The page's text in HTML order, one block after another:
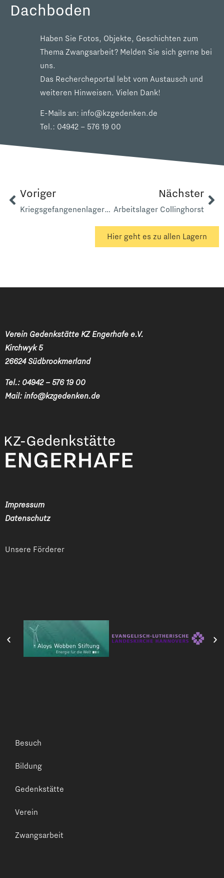
Dachboden
Haben Sie Fotos, Objekte, Geschichten zum
Thema Zwangsarbeit? Melden Sie sich gerne bei
uns.
Das Rechercheportal lebt vom Austausch und
weiteren Hinweisen. Vielen Dank!
E-Mails an: info@kzgedenken.de
Tel.: 04942 – 576 19 00
Voriger
Kriegsgefangenenlager AK Bunderneuland Nähe E 22
Nächster
Arbeitslager Collinghorst
Hier geht es zu allen Lagern
Verein Gedenkstätte KZ Engerhafe e.V.
Kirchwyk 5
26624 Südbrookmerland
Tel.: 04942 – 576 19 00
Mail: info@kzgedenken.de
Impressum
Datenschutz
Unsere Förderer
Besuch
Bildung
Gedenkstätte
Verein
Zwangsarbeit